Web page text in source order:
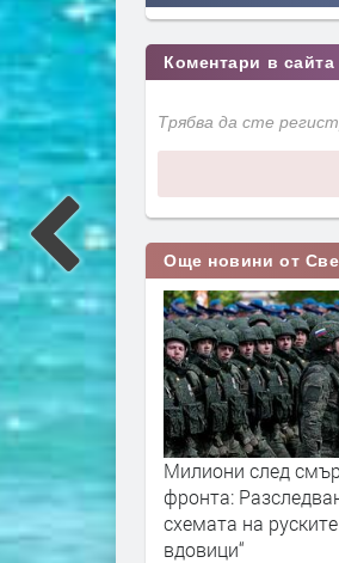
Коментари в сайта
Трябва да сте
Още новини от
с пожарите
Милиони след
фронта:
схемата на
вдовици“